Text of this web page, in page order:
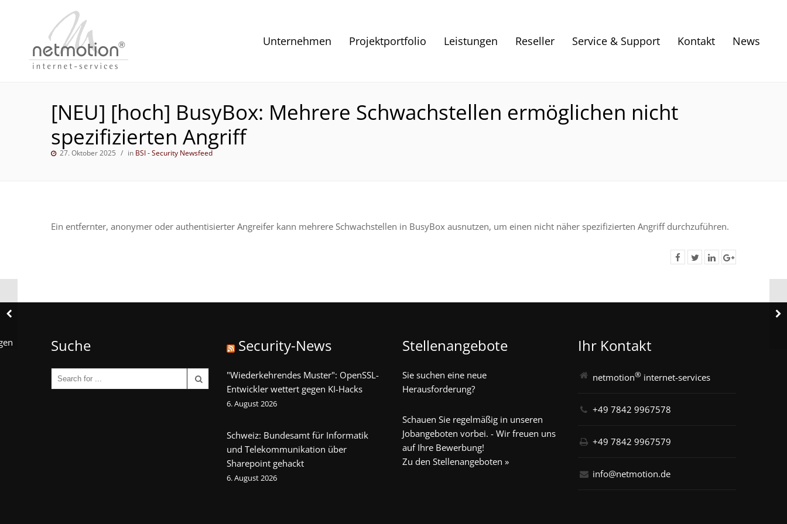
Unternehmen Projektportfolio Leistungen Reseller Service & Support Kontakt News
[NEU] [hoch] BusyBox: Mehrere Schwachstellen ermöglichen nicht
spezifizierten Angriff
27. Oktober 2025 in BSI - Security Newsfeed
Ein entfernter, anonymer oder authentisierter Angreifer kann mehrere Schwachstellen in BusyBox ausnutzen, um einen nicht näher spezifizierten Angriff durchzuführen.
Suche Security-News
"Wiederkehrendes Muster": OpenSSL-
Entwickler wettert gegen KI-Hacks
6. August 2026
Schweiz: Bundesamt für Informatik
und Telekommunikation über
Sharepoint gehackt
6. August 2026
Stellenangebote
Sie suchen eine neue
Herausforderung?
Schauen Sie regelmäßig in unseren
Jobangeboten vorbei. - Wir freuen uns
auf Ihre Bewerbung!
Zu den Stellenangeboten »
Ihr Kontakt
netmotion® internet-services
+49 7842 9967578
+49 7842 9967579
info@netmotion.de